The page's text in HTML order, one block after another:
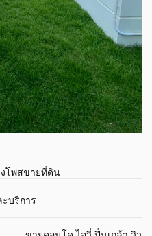
โพสขายที่ดิน
บริการ